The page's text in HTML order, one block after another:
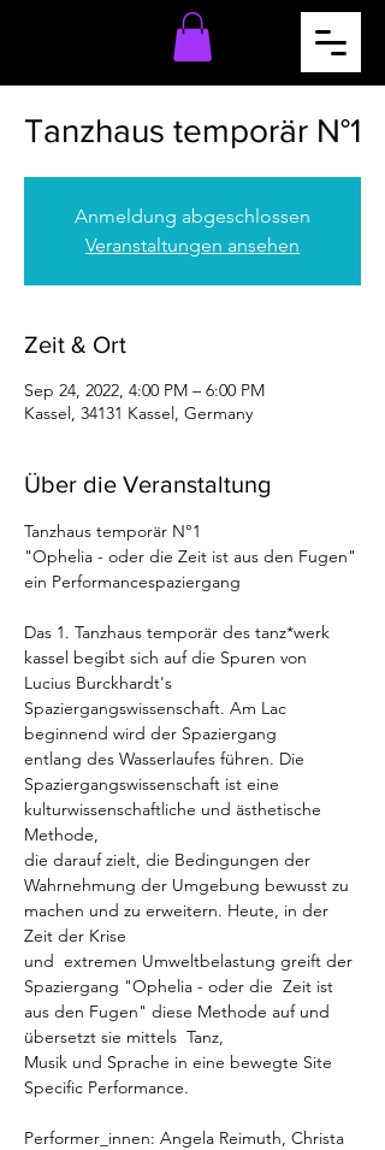
Tanzhaus temporär N°1
Anmeldung abgeschlossen
Veranstaltungen ansehen
Zeit & Ort
Sep 24, 2022, 4:00 PM – 6:00 PM
Kassel, 34131 Kassel, Germany
Über die Veranstaltung
Tanzhaus temporär N°1
"Ophelia - oder die Zeit ist aus den Fugen"
ein Performancespaziergang
Das 1. Tanzhaus temporär des tanz*werk
kassel begibt sich auf die Spuren von
Lucius Burckhardt's
Spaziergangswissenschaft. Am Lac
beginnend wird der Spaziergang
entlang des Wasserlaufes führen. Die
Spaziergangswissenschaft ist eine
kulturwissenschaftliche und ästhetische
Methode,
die darauf zielt, die Bedingungen der
Wahrnehmung der Umgebung bewusst zu
machen und zu erweitern. Heute, in der
Zeit der Krise
und  extremen Umweltbelastung greift der
Spaziergang "Ophelia - oder die  Zeit ist
aus den Fugen" diese Methode auf und
übersetzt sie mittels  Tanz,
Musik und Sprache in eine bewegte Site
Specific Performance.
Performer_innen: Angela Reimuth, Christa